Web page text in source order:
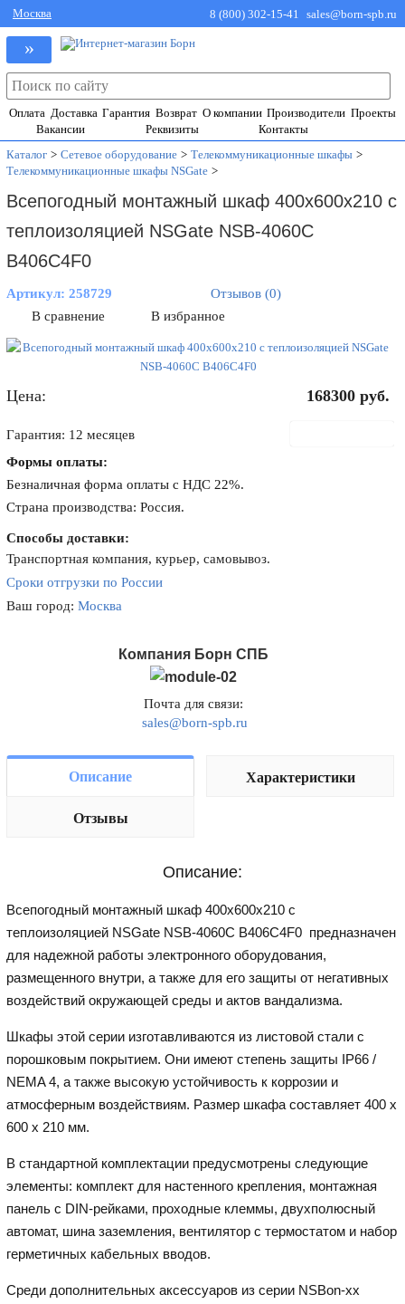
Москва 8 (800) 302-15-41 sales@born-spb.ru
»
Оплата Доставка Гарантия Возврат О компании Производители Проекты
Вакансии
Реквизиты
Контакты
Каталог > Сетевое оборудование > Телекоммуникационные шкафы >
Телекоммуникационные шкафы NSGate >
Всепогодный монтажный шкаф 400x600x210 с
теплоизоляцией NSGate NSB-4060C
B406C4F0
Артикул:258729
Отзывов (0)
В сравнение
В избранное
Цена: 168300 руб.
Гарантия: 12 месяцев
Формы оплаты:
Безналичная форма оплаты с НДС 22%.
Страна производства: Россия.
Способы доставки:
Транспортная компания, курьер, самовывоз.
Сроки отгрузки по России
Ваш город:Москва
Компания Борн СПБ
Почта для связи:
sales@born-spb.ru
Описание Характеристики
Отзывы
Описание:
Всепогодный монтажный шкаф 400x600x210 с
теплоизоляцией NSGate NSB-4060C B406C4F0 предназначен
для надежной работы электронного оборудования,
размещенного внутри, а также для его защиты от негативных
воздействий окружающей среды и актов вандализма.
Шкафы этой серии изготавливаются из листовой стали с
порошковым покрытием. Они имеют степень защиты IP66 /
NEMA 4, а также высокую устойчивость к коррозии и
атмосферным воздействиям. Размер шкафа составляет 400 x
600 x 210 мм.
В стандартной комплектации предусмотрены следующие
элементы: комплект для настенного крепления, монтажная
панель с DIN-рейками, проходные клеммы, двухполюсный
автомат, шина заземления, вентилятор с термостатом и набор
герметичных кабельных вводов.
Среди дополнительных аксессуаров из серии NSBon-xx